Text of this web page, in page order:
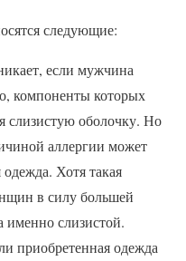
следующие:
если мужчина
компоненты которых
слизистую оболочку. Но
аллергии может
Хотя такая
в силу большей
именно слизистой.
приобретенная одежда